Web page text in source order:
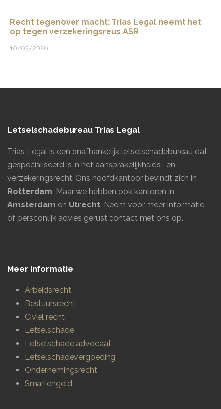
Recht tegenover macht: Trias Legal neemt het
op tegen verzekeringsreus ASR
10/03/2026
Letselschadebureau Trias Legal
Trias Legal is een onafhankelijk letselschadebureau dat
gespecialiseerd is in het aansprakelijkheids- en
verzekeringsrecht. Ons hoofdkantoor bevindt zich in
Rotterdam. Maar we hebben ook kantoren in
Amsterdam en Utrecht. Neem voor meer informatie
of persoonlijk advies gerust contact met ons op.
Meer informatie
Arbeidsrecht
Bestuursrecht
Civiel recht
Letselschade
Letselschade advocaat
Letselschadevergoeding
Ondernemingsrecht
Smartengeld